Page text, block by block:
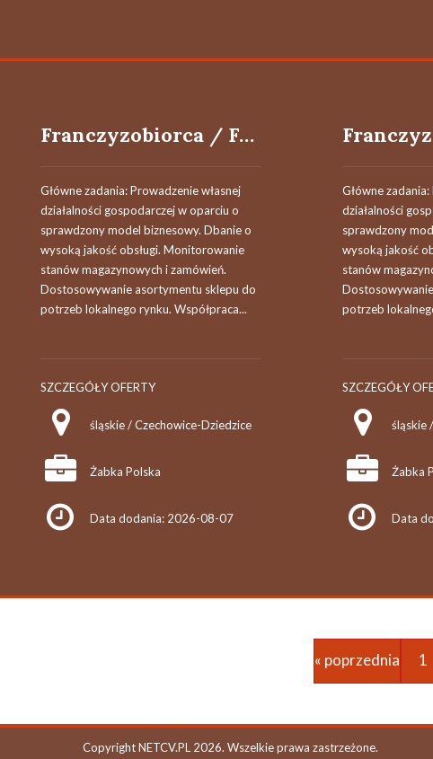
Franczyzobiorca / Franczyzobiorczyni
Główne zadania: Prowadzenie własnej
działalności gospodarczej w oparciu o
sprawdzony model biznesowy. Dbanie o
wysoką jakość obsługi. Monitorowanie
stanów magazynowych i zamówień.
Dostosowywanie asortymentu sklepu do
potrzeb lokalnego rynku. Współpraca...
SZCZEGÓŁY OFERTY
śląskie / Czechowice-Dziedzice
Żabka Polska
Data dodania: 2026-08-07
Główne
działalności
sprawdzony
wysoką jakość
stanów
potrzeb
SZCZEGÓŁY
śląskie
Żabka
Data
« poprzednia 1
Copyright NETCV.PL 2026. Wszelkie prawa zastrzeżone.